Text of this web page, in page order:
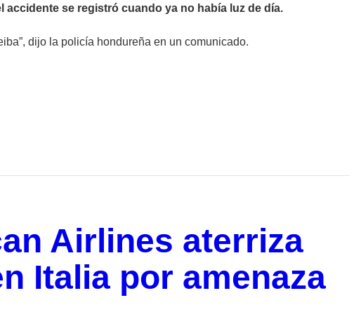
accidente se registró cuando ya no había luz de día.
dijo la policía hondureña en un comunicado.
Airlines aterriza
Italia por amenaza